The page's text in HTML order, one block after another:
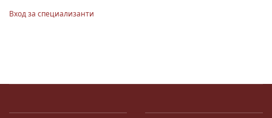
Вход за специализанти